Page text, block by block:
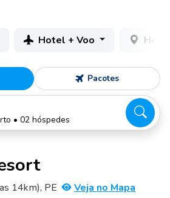
Hotel + Voo
Pacotes
• 02 hóspedes
14km), PE Veja no Mapa